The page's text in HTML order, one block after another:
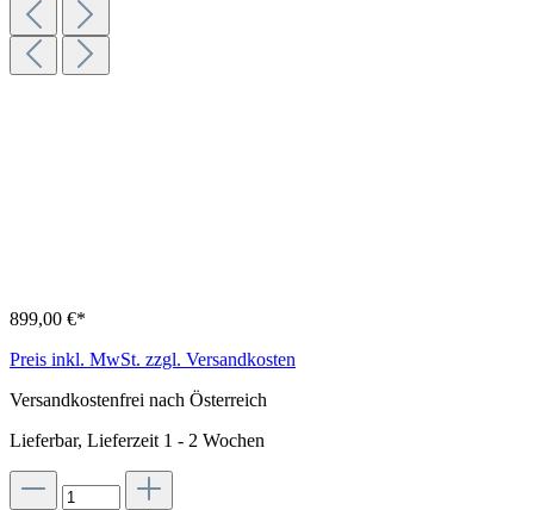
899,00 €*
Preis inkl. MwSt. zzgl. Versandkosten
Versandkostenfrei nach Österreich
Lieferbar, Lieferzeit 1 - 2 Wochen